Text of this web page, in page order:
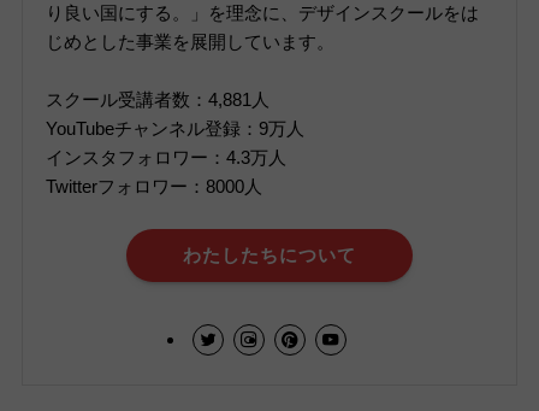
り良い国にする。」を理念に、デザインスクールをは
じめとした事業を展開しています。
スクール受講者数：4,881人
YouTubeチャンネル登録：9万人
インスタフォロワー：4.3万人
Twitterフォロワー：8000人
わたしたちについて